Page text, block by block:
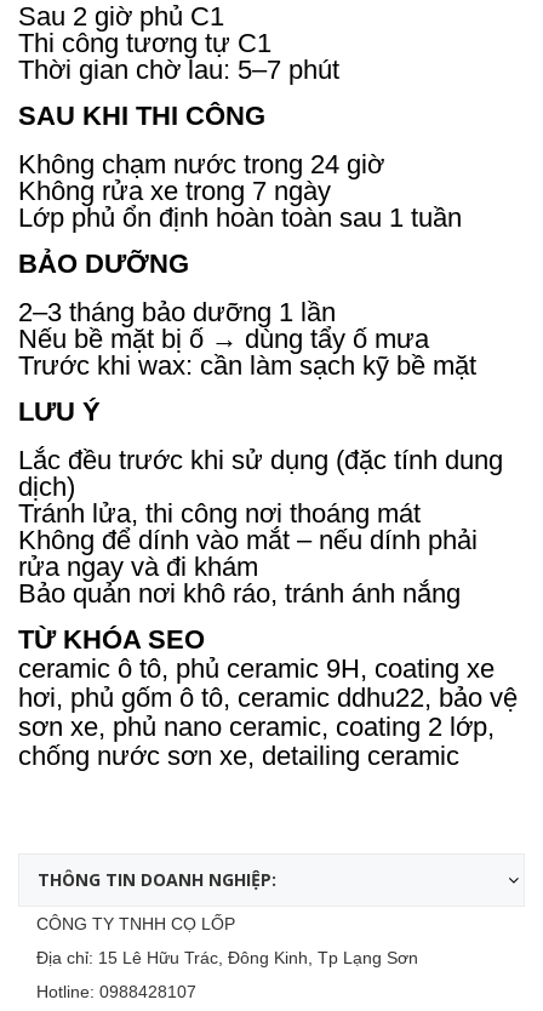
Sau 2 giờ phủ C1
Thi công tương tự C1
Thời gian chờ lau: 5–7 phút
SAU KHI THI CÔNG
Không chạm nước trong 24 giờ
Không rửa xe trong 7 ngày
Lớp phủ ổn định hoàn toàn sau 1 tuần
BẢO DƯỠNG
2–3 tháng bảo dưỡng 1 lần
Nếu bề mặt bị ố → dùng tẩy ố mưa
Trước khi wax: cần làm sạch kỹ bề mặt
LƯU Ý
Lắc đều trước khi sử dụng (đặc tính dung
dịch)
Tránh lửa, thi công nơi thoáng mát
Không để dính vào mắt – nếu dính phải
rửa ngay và đi khám
Bảo quản nơi khô ráo, tránh ánh nắng
TỪ KHÓA SEO
ceramic ô tô, phủ ceramic 9H, coating xe
hơi, phủ gốm ô tô, ceramic ddhu22, bảo vệ
sơn xe, phủ nano ceramic, coating 2 lớp,
chống nước sơn xe, detailing ceramic
THÔNG TIN DOANH NGHIỆP:
CÔNG TY TNHH CỌ LỐP
Địa chỉ: 15 Lê Hữu Trác, Đông Kinh, Tp Lạng Sơn
Hotline: 0988428107